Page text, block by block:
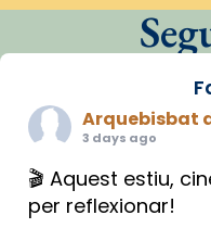
Arquebisbat
3 days ago
🎬 Aquest estiu,
per reflexionar!